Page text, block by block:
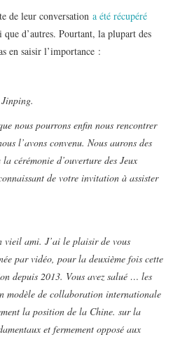
de leur conversationa été récupéré
que d’autres. Pourtant, la plupart des
en saisir l’importance :
nous pourrons enfin nous rencontrer
l’avons convenu. Nous aurons des
cérémonie d’ouverture des Jeux
de votre invitation à assister
vieil ami. J’ai le plaisir de vous
par vidéo, pour la deuxième fois cette
depuis 2013. Vous avez salué … les
modèle de collaboration internationale
la position de la Chine. sur la
et fermement opposé aux